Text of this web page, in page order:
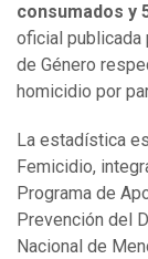
consumados y
oficial publicada
de Género
homicidio por
La estadística
Femicidio,
Programa de
Prevención del
Nacional de